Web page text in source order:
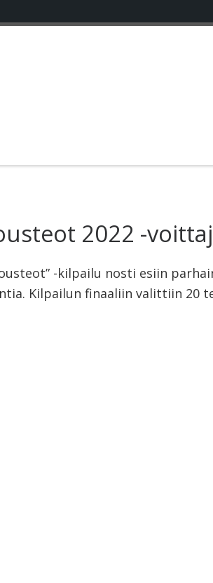
2022 -
-kilpailu nosti esiin
Kilpailun finaaliin valittiin 20